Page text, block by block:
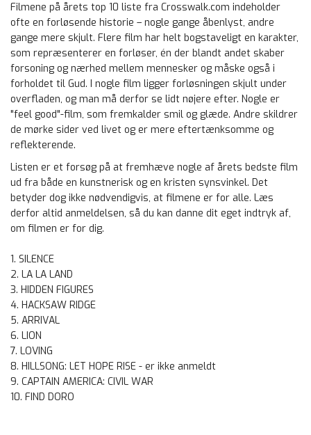
Filmene på årets top 10 liste fra Crosswalk.com indeholder
ofte en forløsende historie – nogle gange åbenlyst, andre
gange mere skjult. Flere film har helt bogstaveligt en karakter,
som repræsenterer en forløser, én der blandt andet skaber
forsoning og nærhed mellem mennesker og måske også i
forholdet til Gud. I nogle film ligger forløsningen skjult under
overfladen, og man må derfor se lidt nøjere efter. Nogle er
"feel good"-film, som fremkalder smil og glæde. Andre skildrer
de mørke sider ved livet og er mere eftertænksomme og
reflekterende.
Listen er et forsøg på at fremhæve nogle af årets bedste film
ud fra både en kunstnerisk og en kristen synsvinkel. Det
betyder dog ikke nødvendigvis, at filmene er for alle. Læs
derfor altid anmeldelsen, så du kan danne dit eget indtryk af,
om filmen er for dig.
1. SILENCE
2. LA LA LAND
3. HIDDEN FIGURES
4. HACKSAW RIDGE
5. ARRIVAL
6. LION
7. LOVING
8. HILLSONG: LET HOPE RISE - er ikke anmeldt
9. CAPTAIN AMERICA: CIVIL WAR
10. FIND DORO